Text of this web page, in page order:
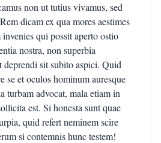
non ut tutius vivamus, sed
dicam ex qua mores aestimes
qui possit aperto ostio
nostra, non superbia
sit subito aspici. Quid
se et oculos hominum auresque
turbam advocat, mala etiam in
est. Si honesta sunt quae
quid refert neminem scire
si contemnis hunc testem!